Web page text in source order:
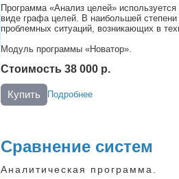
Программа «Анализ целей»
виде графа целей. В наибольшей
проблемных ситуаций, возникающих в
Модуль программы «Новатор».
Стоимость 38 000 р.
Купить Подробнее
Сравнение систем
Аналитическая программа.